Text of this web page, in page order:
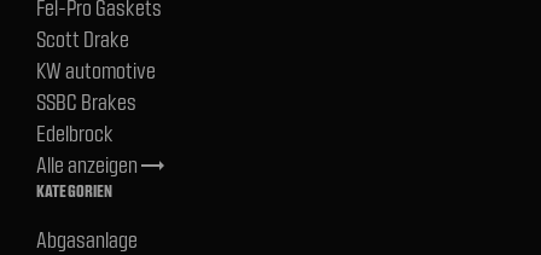
Fel-Pro Gaskets
Scott Drake
KW automotive
SSBC Brakes
Edelbrock
Alle anzeigentrending_flat
KATEGORIEN
Abgasanlage